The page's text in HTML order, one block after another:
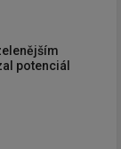
potenciál